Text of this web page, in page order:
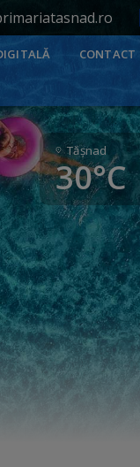
CONTACT
Tăşnad
30°C